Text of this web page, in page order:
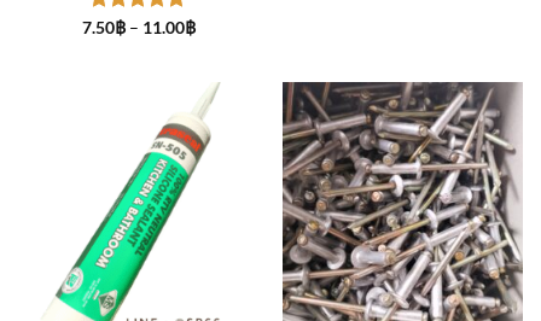
ให้คะแนน
7.50฿ – 11.00฿Price
11.00฿